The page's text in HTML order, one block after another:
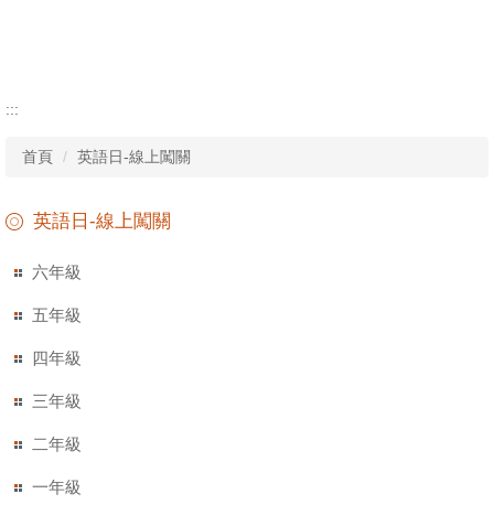
:::
首頁 英語日-線上闖關
英語日-線上闖關
六年級
五年級
四年級
三年級
二年級
一年級